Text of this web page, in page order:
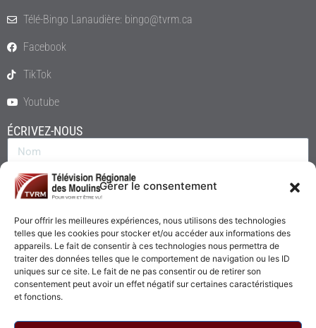
Gérer le consentement
Pour offrir les meilleures expériences, nous utilisons des technologies
telles que les cookies pour stocker et/ou accéder aux informations des
appareils. Le fait de consentir à ces technologies nous permettra de
traiter des données telles que le comportement de navigation ou les ID
uniques sur ce site. Le fait de ne pas consentir ou de retirer son
consentement peut avoir un effet négatif sur certaines caractéristiques
et fonctions.
Télé-Bingo Lanaudière: bingo@tvrm.ca
Facebook
TikTok
Youtube
ÉCRIVEZ-NOUS